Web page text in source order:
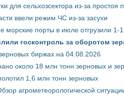
для сельхозсектора из-за простоя
ввели режим ЧС из-за засухи
морские порты в июле отгрузили
госконтроль за оборотом
биржах на 04.08.2026
около 18 млн тонн зерновых и
1,6 млн тонн зерновых
агрометеорологической